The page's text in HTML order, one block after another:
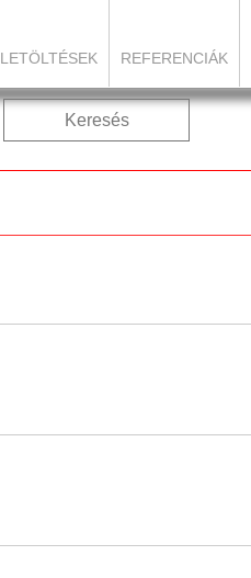
LETÖLTÉSEK REFERENCIÁK
Keresés